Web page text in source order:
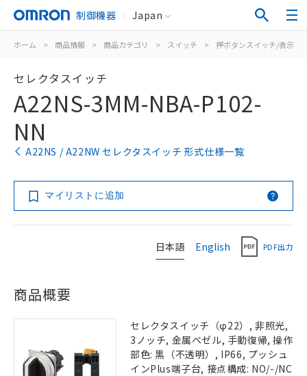
制御機器 Japan
ホーム > 商品情報 > 商品カテゴリ > スイッチ > 押ボタンスイッチ/表示灯
セレクタスイッチ
A22NS-3MM-NBA-P102-
NN
A22NS / A22NW セレクタスイッチ 形式仕様一覧
マイリストに追加
日本語 English PDF出力
商品概要
セレクタスイッチ（φ22）, 非照光,
3ノッチ, 金属ベゼル, 手動復帰, 操作
部色: 黒（不透明）, IP66, プッシュ
インPlus端子台, 接点構成: NO/-/NC